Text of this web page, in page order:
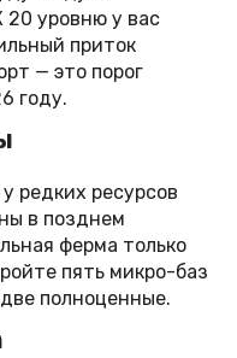
20 уровню у вас
приток
— это порог
году.
редких ресурсов
в позднем
ферма только
пять микро-баз
полноценные.